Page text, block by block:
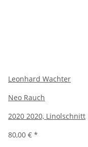
Leonhard Wachter
Neo Rauch
2020 2020, Linolschnitt
80,00 € *